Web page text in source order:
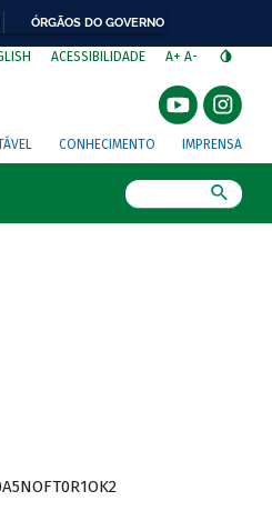
ÓRGÃOS DO GOVERNO
ACESSIBILIDADE A+ A-
CONHECIMENTO IMPRENSA